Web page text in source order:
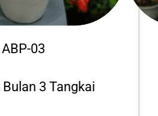
ABP-03
3 Tangkai